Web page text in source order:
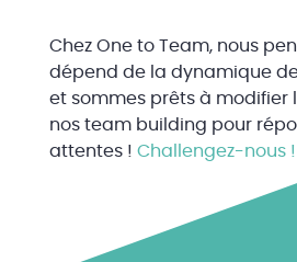
Chez One to Team, nous
dépend de la dynamique
et sommes prêts à modifier
nos team building pour
attentes ! Challengez-nous !